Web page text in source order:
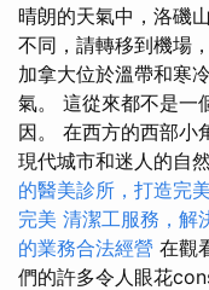
晴朗的天氣中，洛磯
不同，請轉移到機場
加拿大位於溫帶和寒
氣。 這從來都不是一
因。 在西方的西部小
現代城市和迷人的自
的醫美診所，打造完
完美 清潔工服務，解
的業務合法經營 在觀
們的許多令人眼花